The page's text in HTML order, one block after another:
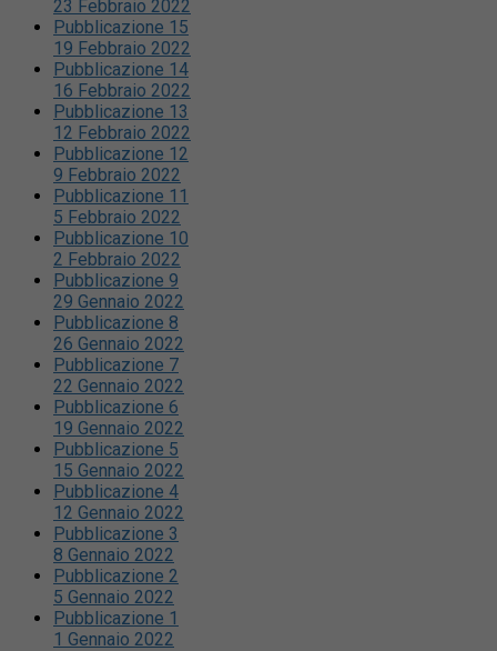
23 Febbraio 2022
Pubblicazione 15
19 Febbraio 2022
Pubblicazione 14
16 Febbraio 2022
Pubblicazione 13
12 Febbraio 2022
Pubblicazione 12
9 Febbraio 2022
Pubblicazione 11
5 Febbraio 2022
Pubblicazione 10
2 Febbraio 2022
Pubblicazione 9
29 Gennaio 2022
Pubblicazione 8
26 Gennaio 2022
Pubblicazione 7
22 Gennaio 2022
Pubblicazione 6
19 Gennaio 2022
Pubblicazione 5
15 Gennaio 2022
Pubblicazione 4
12 Gennaio 2022
Pubblicazione 3
8 Gennaio 2022
Pubblicazione 2
5 Gennaio 2022
Pubblicazione 1
1 Gennaio 2022